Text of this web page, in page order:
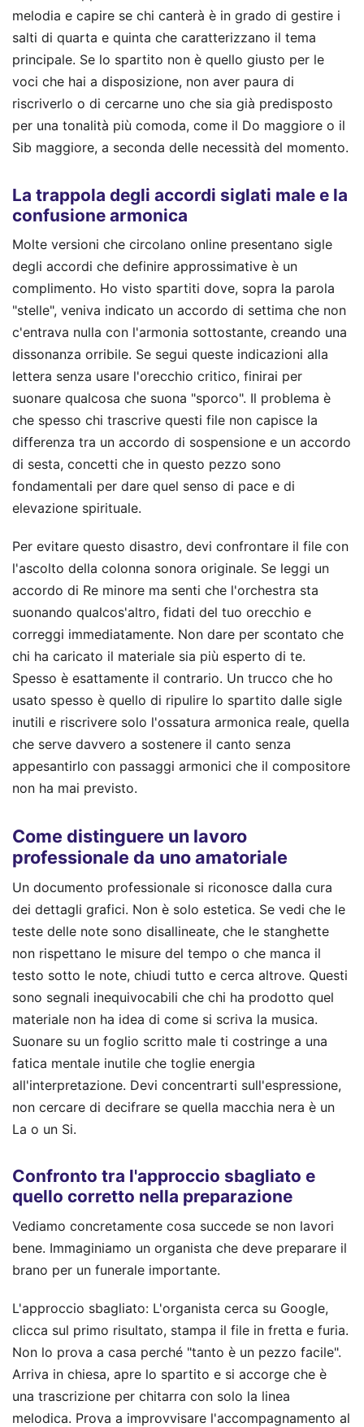
melodia e capire se chi canterà è in grado di gestire i
salti di quarta e quinta che caratterizzano il tema
principale. Se lo spartito non è quello giusto per le
voci che hai a disposizione, non aver paura di
riscriverlo o di cercarne uno che sia già predisposto
per una tonalità più comoda, come il Do maggiore o il
Sib maggiore, a seconda delle necessità del momento.
La trappola degli accordi siglati male e la
confusione armonica
Molte versioni che circolano online presentano sigle
degli accordi che definire approssimative è un
complimento. Ho visto spartiti dove, sopra la parola
"stelle", veniva indicato un accordo di settima che non
c'entrava nulla con l'armonia sottostante, creando una
dissonanza orribile. Se segui queste indicazioni alla
lettera senza usare l'orecchio critico, finirai per
suonare qualcosa che suona "sporco". Il problema è
che spesso chi trascrive questi file non capisce la
differenza tra un accordo di sospensione e un accordo
di sesta, concetti che in questo pezzo sono
fondamentali per dare quel senso di pace e di
elevazione spirituale.
Per evitare questo disastro, devi confrontare il file con
l'ascolto della colonna sonora originale. Se leggi un
accordo di Re minore ma senti che l'orchestra sta
suonando qualcos'altro, fidati del tuo orecchio e
correggi immediatamente. Non dare per scontato che
chi ha caricato il materiale sia più esperto di te.
Spesso è esattamente il contrario. Un trucco che ho
usato spesso è quello di ripulire lo spartito dalle sigle
inutili e riscrivere solo l'ossatura armonica reale, quella
che serve davvero a sostenere il canto senza
appesantirlo con passaggi armonici che il compositore
non ha mai previsto.
Come distinguere un lavoro
professionale da uno amatoriale
Un documento professionale si riconosce dalla cura
dei dettagli grafici. Non è solo estetica. Se vedi che le
teste delle note sono disallineate, che le stanghette
non rispettano le misure del tempo o che manca il
testo sotto le note, chiudi tutto e cerca altrove. Questi
sono segnali inequivocabili che chi ha prodotto quel
materiale non ha idea di come si scriva la musica.
Suonare su un foglio scritto male ti costringe a una
fatica mentale inutile che toglie energia
all'interpretazione. Devi concentrarti sull'espressione,
non cercare di decifrare se quella macchia nera è un
La o un Si.
Confronto tra l'approccio sbagliato e
quello corretto nella preparazione
Vediamo concretamente cosa succede se non lavori
bene. Immaginiamo un organista che deve preparare il
brano per un funerale importante.
L'approccio sbagliato: L'organista cerca su Google,
clicca sul primo risultato, stampa il file in fretta e furia.
Non lo prova a casa perché "tanto è un pezzo facile".
Arriva in chiesa, apre lo spartito e si accorge che è
una trascrizione per chitarra con solo la linea
melodica. Prova a improvvisare l'accompagnamento al